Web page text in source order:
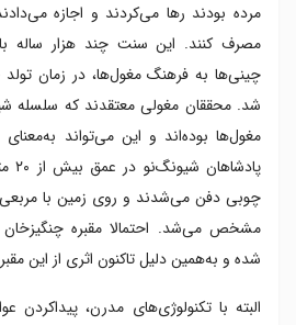
مرده بودند رها می‌کردند و اجازه
مصرف کنند. این سنت چند هزار ساله
چینی‌ها به فرهنگ مغول‌ها، در زمان تولد
مغول‌ها بوده‌اند و این می‌تواند
چوبی دفن می‌شدند و روی زمین با مربعی
مشخص می‌شد. احتمالا مقبره
شده و به‌همین دلیل تاکنون اثری از این
البته با تکنولوژی‌های مدرن،